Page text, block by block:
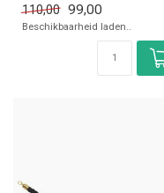
bevestigen
✓ Ho...
110,00 99,00
Beschikbaarheid laden..